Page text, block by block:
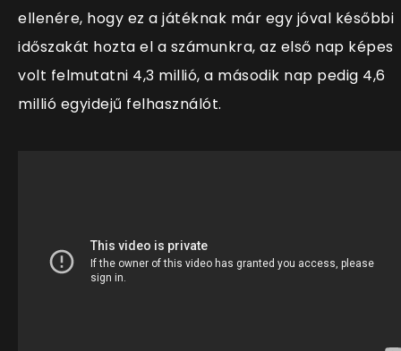
ellenére, hogy ez a játéknak már egy jóval későbbi
időszakát hozta el a számunkra, az első nap képes
volt felmutatni 4,3 millió, a második nap pedig 4,6
millió egyidejű felhasználót.